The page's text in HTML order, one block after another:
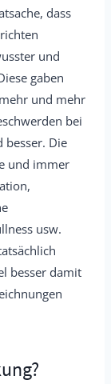
dass
und
gaben
und mehr
bei
besser. Die
und immer
usw.
besser damit